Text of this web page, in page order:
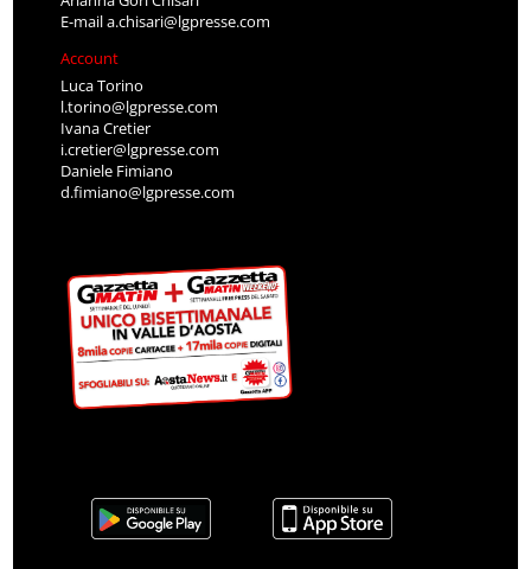
E-maila.chisari@lgpresse.com
Account
Luca Torino
l.torino@lgpresse.com
Ivana Cretier
i.cretier@lgpresse.com
Daniele Fimiano
d.fimiano@lgpresse.com